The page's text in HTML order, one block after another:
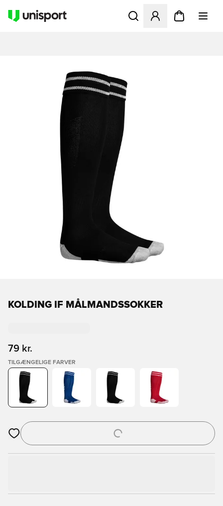
Åbner en Modal til at
KOLDING IF MÅLMANDSSOKKER
79 kr.
TILGÆNGELIGE FARVER
Åbner en Modal til at logge ind eller tilmelde dig som medlem